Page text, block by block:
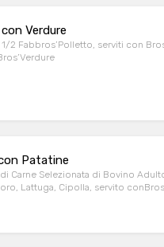
con Verdure
2 Fabbros’Polletto, serviti con
Patatine
Carne Selezionata di Bovino
Lattuga, Cipolla, servito